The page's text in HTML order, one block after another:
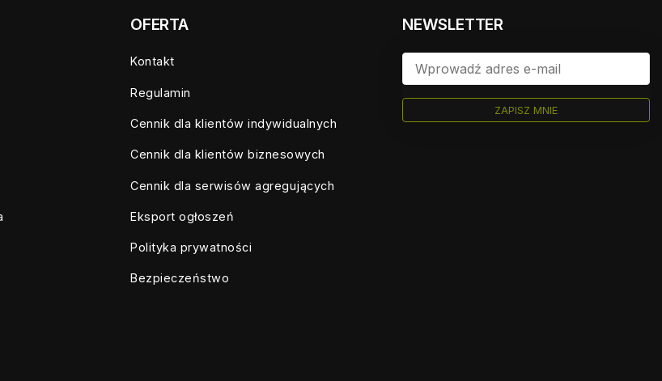
OFERTA
Kontakt
Regulamin
Cennik dla klientów indywidualnych
Cennik dla klientów biznesowych
Cennik dla serwisów agregujących
Eksport ogłoszeń
Polityka prywatności
Bezpieczeństwo
NEWSLETTER
ZAPISZ MNIE